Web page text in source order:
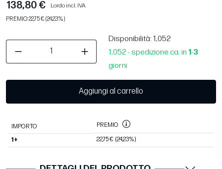
138,80 €
Lordo incl. IVA
PREMIO: 22,75 € (24,23%)
Disponibilità: 1,052
1,052 - spedizione ca. in1-3
giorni
Aggiungi al carrello
IMPORTO PREMIO
1+ 22,75 € (24,23%)